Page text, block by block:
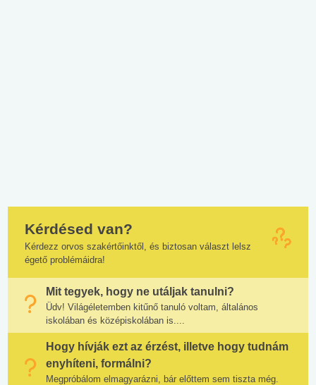
Kérdésed van?
Kérdezz orvos szakértőinktől, és biztosan választ lelsz
égető problémáidra!
Mit tegyek, hogy ne utáljak tanulni?
Üdv! Világéletemben kitűnő tanuló voltam, általános
iskolában és középiskolában is....
Hogy hívják ezt az érzést, illetve hogy tudnám
enyhíteni, formálni?
Megpróbálom elmagyarázni, bár előttem sem tiszta még.